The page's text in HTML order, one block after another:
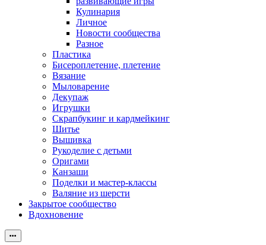
Кулинария
Личное
Новости сообщества
Разное
Пластика
Бисероплетение, плетение
Вязание
Мыловарение
Декупаж
Игрушки
Скрапбукинг и кардмейкинг
Шитье
Вышивка
Рукоделие с детьми
Оригами
Канзаши
Поделки и мастер-классы
Валяние из шерсти
Закрытое сообщество
Вдохновение